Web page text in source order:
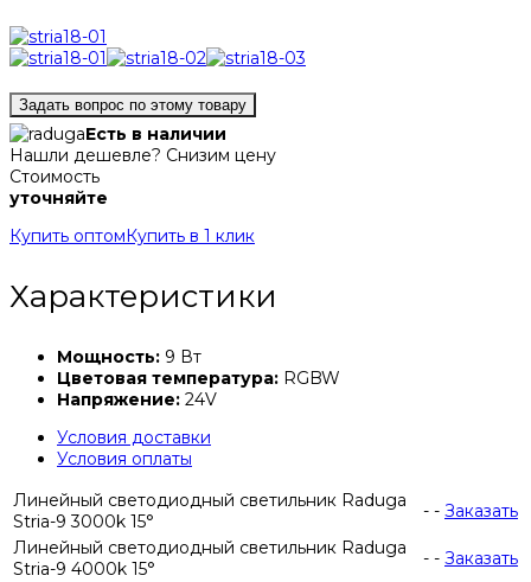
Задать вопрос по этому товару
Есть в наличии
Нашли дешевле? Снизим цену
Стоимость
уточняйте
Купить оптом Купить в 1 клик
Характеристики
Мощность: 9 Вт
Цветовая температура: RGBW
Напряжение: 24V
Условия доставки
Условия оплаты
Линейный светодиодный светильник Raduga
Stria-9 3000k 15°
- - Заказать
Линейный светодиодный светильник Raduga
Stria-9 4000k 15°
- - Заказать